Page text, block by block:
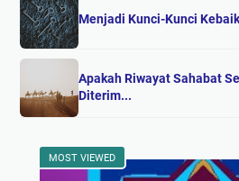
Menjadi Kunci-Kunci
Apakah Riwayat Sahabat
Diterim...
MOST VIEWED